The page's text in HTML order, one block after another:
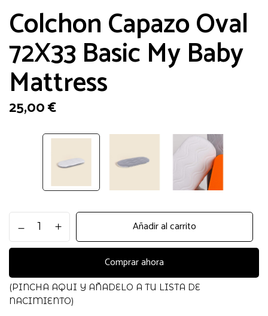
Colchon Capazo Oval
72X33 Basic My Baby
Mattress
25,00€
Capazo
Oval
Basic
My
Baby
Añadir al carrito
Comprar ahora
(PINCHA AQUI Y AÑADELO A TU LISTA DE
NACIMIENTO)